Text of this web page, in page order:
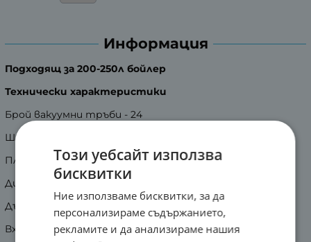
Информация
Подходящ за 200-250л бойлер
Технически характеристики
Брой вакуумни тръби - 24
Ширина/Дълбочина/Височина [mm] -1920x1360x1500
Площ на колектора - 3.36 m2
Диаметърна вакуумната тръба - ф58 mm
Дължина на вакуумната тръба- 1800 mm
Вход/Изход топлоносител - Ø 22
Този уебсайт използва
бисквитки
Ние използваме бисквитки, за да
персонализираме съдържанието,
рекламите и да анализираме нашия